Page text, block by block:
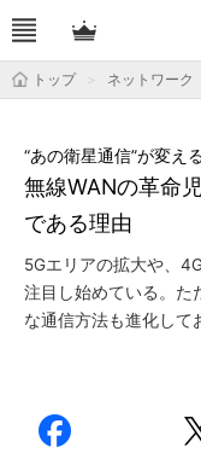
トップ ネットワーク
無線WANの革命
である理由
“あの衛星通信”が変え
5Gエリアの拡大や、
注目し始めている。た
な通信方法も進化して